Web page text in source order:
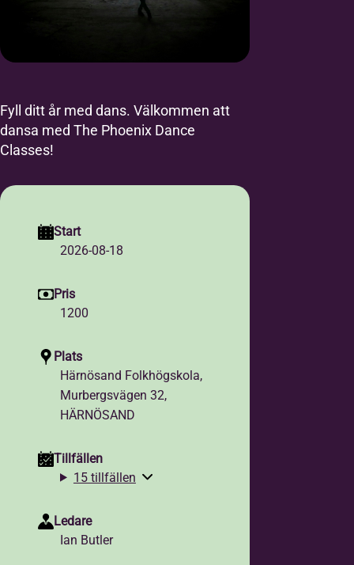
Fyll ditt år med dans. Välkommen att
dansa med The Phoenix Dance
Classes!
Start
2026-08-18
Pris
1200
Plats
Härnösand Folkhögskola,
Murbergsvägen 32,
HÄRNÖSAND
Tillfällen
15 tillfällen
Ledare
Ian Butler